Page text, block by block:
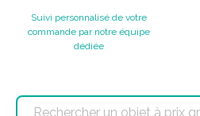
Suivi personnalisé de votre
commande par notre équipe
dédiée